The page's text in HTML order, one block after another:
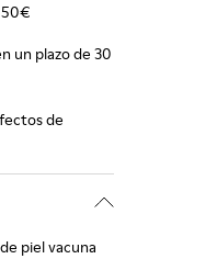
un plazo de 30
de
piel vacuna